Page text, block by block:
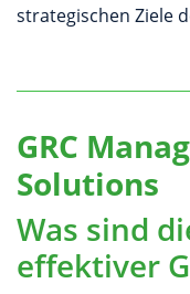
strategischen Ziele
GRC
Solutions
Was sind
effektiver